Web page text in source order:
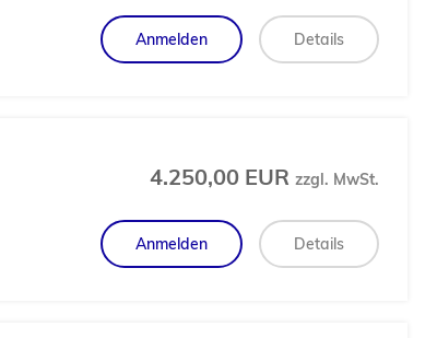
Anmelden Details
4.250,00 EUR zzgl. MwSt.
Anmelden Details